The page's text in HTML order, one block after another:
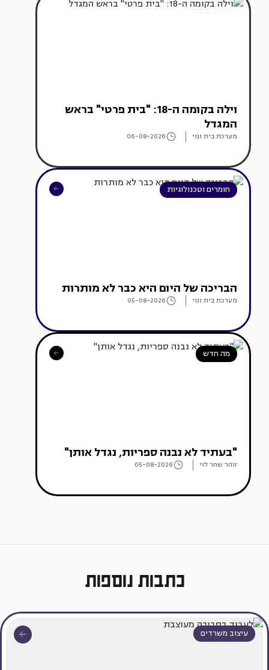
עיצוב בתים
וילה בקומה ה-18: "בית פרטי" בראש
המגדל
מערכת בית ונוי 06-08-2026
חומרים וטכנולוגיות
הבריכה של היום היא כבר לא מותרות
מערכת בית ונוי 05-08-2026
מה חדש
"בעתיד לא נבנה ספריות, נגדל אותן"
זוהר שחר לוי 05-08-2026
כתבות נוספות
עיצוב משרדים